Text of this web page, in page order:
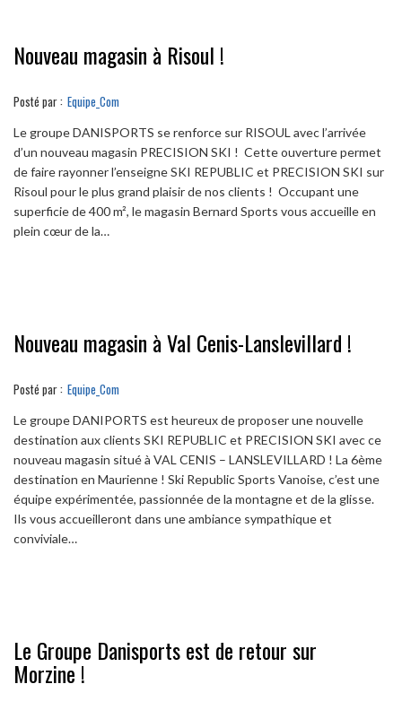
Nouveau magasin à Risoul !
Posté par : Equipe_Com
Le groupe DANISPORTS se renforce sur RISOUL avec l’arrivée
d’un nouveau magasin PRECISION SKI ! Cette ouverture permet
de faire rayonner l’enseigne SKI REPUBLIC et PRECISION SKI sur
Risoul pour le plus grand plaisir de nos clients ! Occupant une
superficie de 400 m², le magasin Bernard Sports vous accueille en
plein cœur de la…
Nouveau magasin à Val Cenis-Lanslevillard !
Posté par : Equipe_Com
Le groupe DANIPORTS est heureux de proposer une nouvelle
destination aux clients SKI REPUBLIC et PRECISION SKI avec ce
nouveau magasin situé à VAL CENIS – LANSLEVILLARD ! La 6ème
destination en Maurienne ! Ski Republic Sports Vanoise, c’est une
équipe expérimentée, passionnée de la montagne et de la glisse.
Ils vous accueilleront dans une ambiance sympathique et
conviviale…
Le Groupe Danisports est de retour sur
Morzine !